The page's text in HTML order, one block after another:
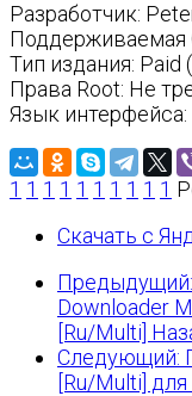
Разработчик:
Поддерживаемая
Тип издания: Paid
Права Root: Не
Язык
1 1 1 1 1 1 1 1 1 1
Скачать с
Предыдущий:
Downloader
[Ru/Multi]
Следующий:
[Ru/Multi]